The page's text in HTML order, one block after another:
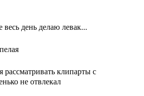
весь день делаю левак...
рассматривать клипарты с
не отвлекал